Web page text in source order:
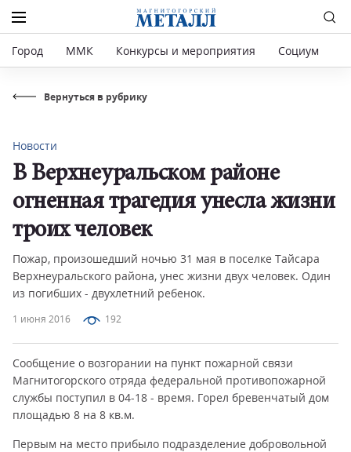
Город ММК Конкурсы и мероприятия Социум
Вернуться в рубрику
1 июня 2016 192
Новости
В Верхнеуральском районе
огненная трагедия унесла жизни
троих человек
Пожар, произошедший ночью 31 мая в поселке Тайсара
Верхнеуральского района, унес жизни двух человек. Один
из погибших - двухлетний ребенок.
Сообщение о возгорании на пункт пожарной связи
Магнитогорского отряда федеральной противопожарной
службы поступил в 04-18 - время. Горел бревенчатый дом
площадью 8 на 8 кв.м.
Первым на место прибыло подразделение добровольной